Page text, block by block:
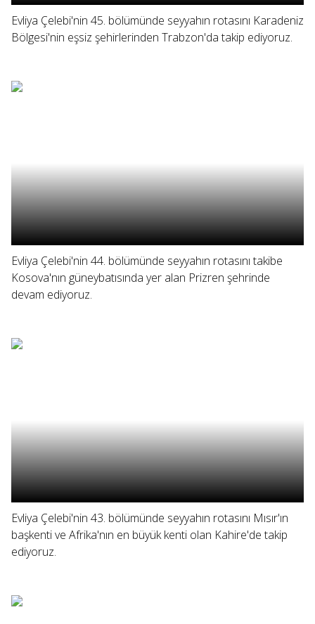
Evliya Çelebi'nin 45. bölümünde seyyahın rotasını Karadeniz
Bölgesi'nin eşsiz şehirlerinden Trabzon'da takip ediyoruz.
Evliya Çelebi'nin 44. bölümünde seyyahın rotasını takibe
Kosova'nın güneybatısında yer alan Prizren şehrinde
devam ediyoruz.
Evliya Çelebi'nin 43. bölümünde seyyahın rotasını Mısır'ın
başkenti ve Afrika'nın en büyük kenti olan Kahire'de takip
ediyoruz.